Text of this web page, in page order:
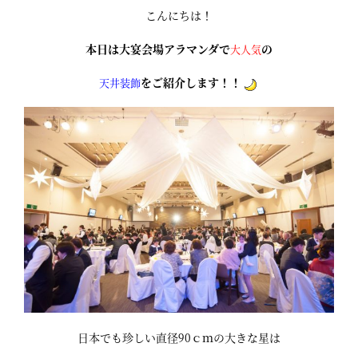
こんにちは！
本日は大宴会場アラマンダで大人気の
天井装飾をご紹介します！！
日本でも珍しい直径90ｃｍの大きな星は